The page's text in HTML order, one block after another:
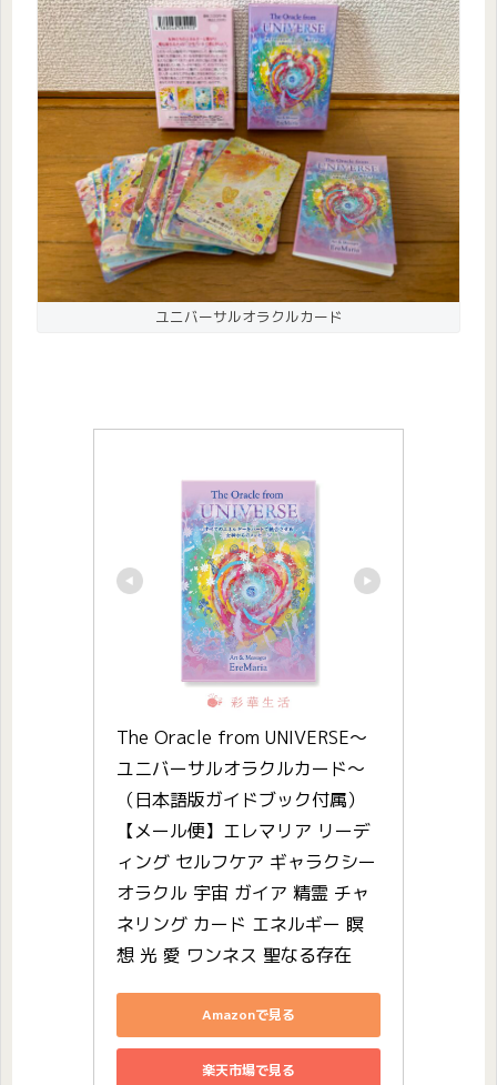
ユニバーサルオラクルカード
The Oracle from UNIVERSE〜
ユニバーサルオラクルカード〜
（日本語版ガイドブック付属）
【メール便】エレマリア リーデ
ィング セルフケア ギャラクシー
オラクル 宇宙 ガイア 精霊 チャ
ネリング カード エネルギー 瞑
想 光 愛 ワンネス 聖なる存在
Amazonで見る
楽天市場で見る